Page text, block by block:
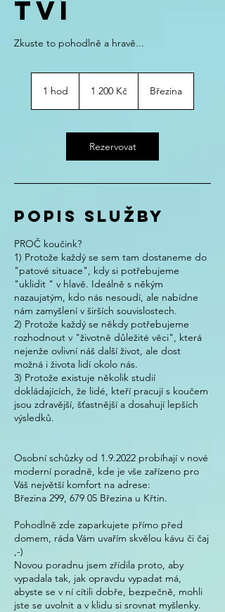
tví
1 hod 1 200 Kč Březina
Rezervovat
Popis služby
PROČ koučink?
1) Protože každý se sem tam dostaneme do
"patové situace", kdy si potřebujeme
"uklidit " v hlavě. Ideálně s někým
nazaujatým, kdo nás nesoudí, ale nabídne
nám zamyšlení v širších souvislostech.
2) Protože každý se někdy potřebujeme
rozhodnout v "životně důležité věci", která
nejenže ovlivní náš další život, ale dost
možná i života lidí okolo nás.
3) Protože existuje několik studií
dokládajících, že lidé, kteří pracují s koučem
jsou zdravější, šťastnější a dosahují lepších
výsledků.
Osobní schůzky od 1.9.2022 probíhají v nové
moderní poradně, kde je vše zařízeno pro
Váš největší komfort na adrese:
Březina 299, 679 05 Březina u Křtin.
Pohodlně zde zaparkujete přímo před
domem, ráda Vám uvařím skvělou kávu či čaj
,-)
Novou poradnu jsem zřídila proto, aby
vypadala tak, jak opravdu vypadat má,
abyste se v ní cítili dobře, bezpečně, mohli
jste se uvolnit a v klidu si srovnat myšlenky.